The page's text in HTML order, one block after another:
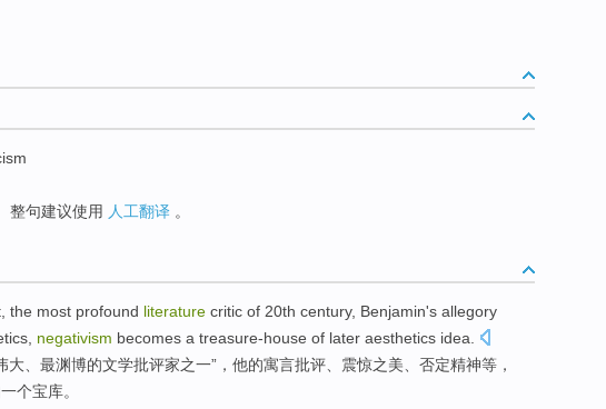
整句建议使用 人工翻译 。
, the most profound literature critic of 20th century, Benjamin's allegory
negativism becomes a treasure-house of later aesthetics idea.
大 最渊博的文学批评家之一”，他的寓言批评 震惊之美 否定精神等 ，
一个宝库。